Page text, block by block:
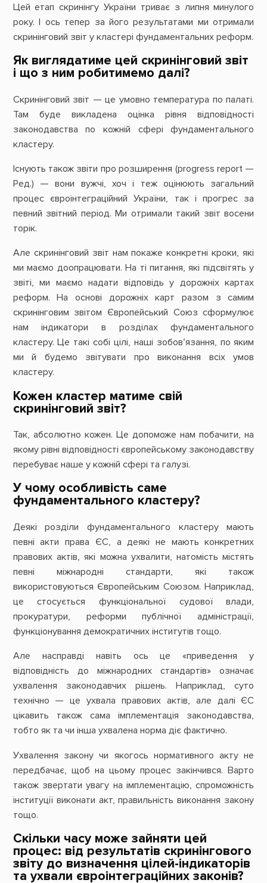
Цей етап скринінгу України триває з липня минулого
року. І ось тепер за його результатами ми отримали
скринінговий звіт у кластері фундаментальних реформ.
Як виглядатиме цей скринінговий звіт
і що з ним робитимемо далі?
Скринінговий звіт — це умовно температура по палаті.
Там буде викладена оцінка рівня відповідності
законодавства по кожній сфері фундаментального
кластеру.
Існують також звіти про розширення (progress report —
Ред.) — вони вужчі, хоч і теж оцінюють загальний
процес євроінтеграційний України, так і прогрес за
певний звітний період. Ми отримали такий звіт восени
торік.
Але скринінговий звіт нам покаже конкретні кроки, які
ми маємо доопрацювати. На ті питання, які підсвітять у
звіті, ми маємо надати відповідь у дорожніх картах
реформ. На основі дорожніх карт разом з самим
скринінговим звітом Європейський Союз сформулює
нам індикатори в розділах фундаментального
кластеру. Це такі собі цілі, наші зобов’язання, по яким
ми й будемо звітувати про виконання всіх умов
кластеру.
Кожен кластер матиме свій
скринінговий звіт?
Так, абсолютно кожен. Це допоможе нам побачити, на
якому рівні відповідності європейському законодавству
перебуває наше у кожній сфері та галузі.
У чому особливість саме
фундаментального кластеру?
Деякі розділи фундаментального кластеру мають
певні акти права ЄС, а деякі не мають конкретних
правових актів, які можна ухвалити, натомість містять
певні міжнародні стандарти, які також
використовуються Європейським Союзом. Наприклад,
це стосується функціональної судової влади,
прокуратури, реформи публічної адміністрації,
функціонування демократичних інститутів тощо.
Але насправді навіть ось це «приведення у
відповідність до міжнародних стандартів» означає
ухвалення законодавчих рішень. Наприклад, суто
технічно — це ухвала правових актів, але далі ЄС
цікавить також сама імплементація законодавства,
тобто як та чи інша ухвалена норма діє фактично.
Ухвалення закону чи якогось нормативного акту не
передбачає, щоб на цьому процес закінчився. Варто
також звертати увагу на імплементацію, спроможність
інституції виконати акт, правильність виконання закону
тощо.
Скільки часу може зайняти цей
процес: від результатів скринінгового
звіту до визначення цілей-індикаторів
та ухвали євроінтеграційних законів?